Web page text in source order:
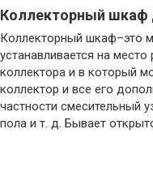
Коллекторный шкаф
Коллекторный шкаф–это
устанавливается на
коллектора и в который
коллектор и все его
частности смесительный
пола и т. д. Бывает